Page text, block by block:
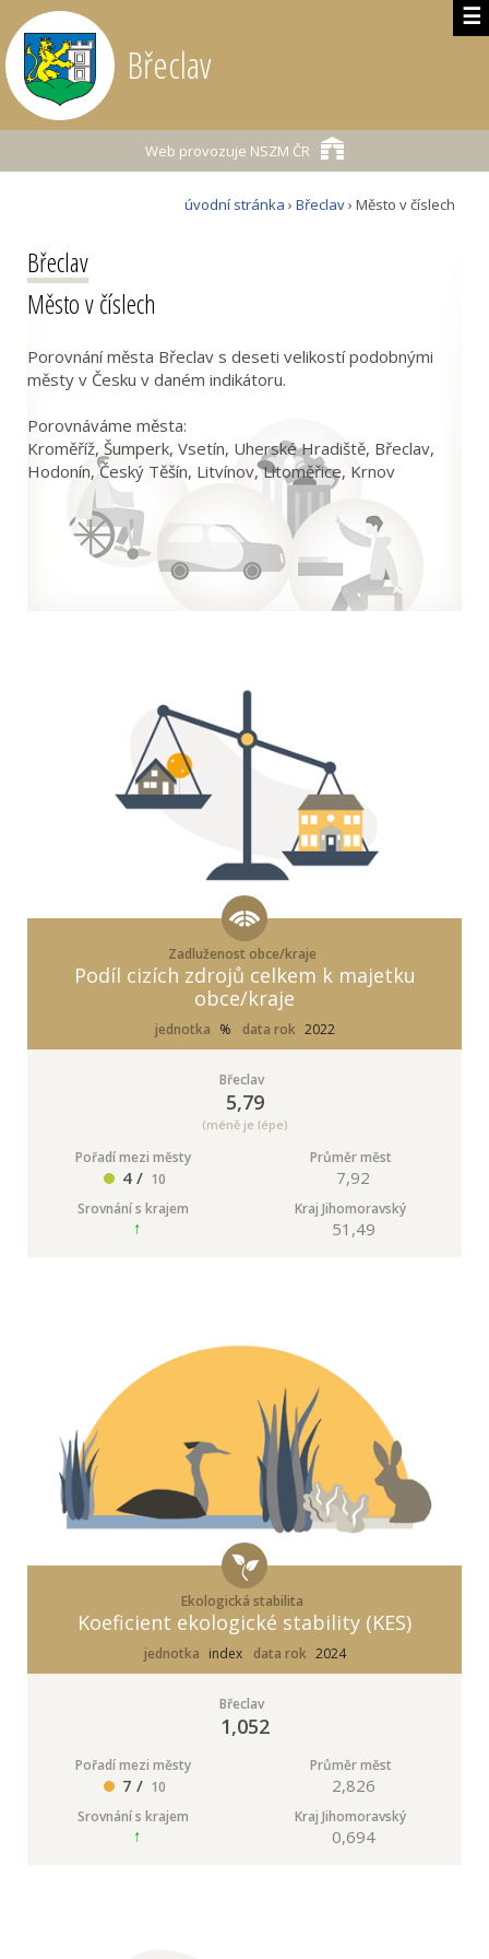
☰
Břeclav
Web provozuje NSZM ČR
úvodní stránka › Břeclav› Město v číslech
Břeclav
Město v číslech
Porovnání města Břeclav s deseti velikostí podobnými
městy v Česku v daném indikátoru.
Porovnáváme města:
Kroměříž, Šumperk, Vsetín, Uherské Hradiště, Břeclav,
Hodonín, Český Těšín, Litvínov, Litoměřice, Krnov
Zadluženost obce/kraje
Podíl cizích zdrojů celkem k majetku
obce/kraje
jednotka % data rok 2022
Břeclav
5,79
(méně je lépe)
Pořadí mezi městy
4 / 10
Průměr měst
7,92
Srovnání s krajem Kraj Jihomoravský
51,49
Ekologická stabilita
Koeficient ekologické stability (KES)
jednotka index data rok 2024
Břeclav
1,052
Pořadí mezi městy
7 / 10
Průměr měst
2,826
Srovnání s krajem Kraj Jihomoravský
0,694